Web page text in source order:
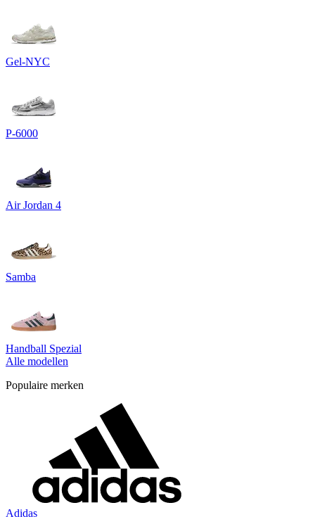
Gel-NYC
P-6000
Air Jordan 4
Samba
Handball Spezial
Alle modellen
Populaire merken
Adidas